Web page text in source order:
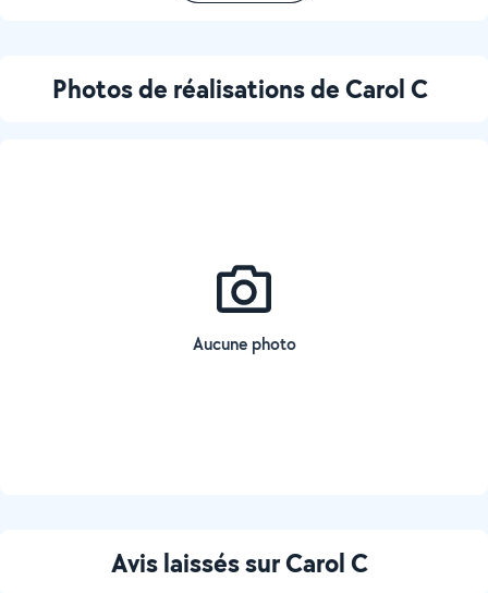
Photos de réalisations de Carol C
Aucune photo
Avis laissés sur Carol C